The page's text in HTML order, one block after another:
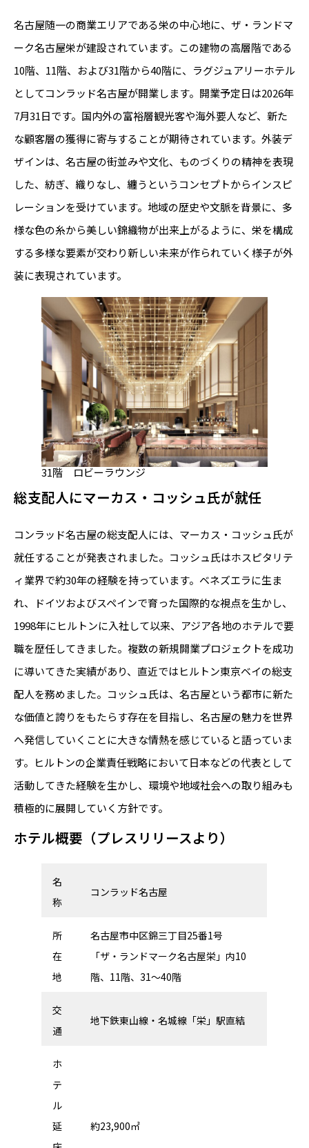
名古屋随一の商業エリアである栄の中心地に、ザ・ランドマ
ーク名古屋栄が建設されています。この建物の高層階である
10階、11階、および31階から40階に、ラグジュアリーホテル
としてコンラッド名古屋が開業します。開業予定日は2026年
7月31日です。国内外の富裕層観光客や海外要人など、新た
な顧客層の獲得に寄与することが期待されています。外装デ
ザインは、名古屋の街並みや文化、ものづくりの精神を表現
した、紡ぎ、織りなし、纏うというコンセプトからインスピ
レーションを受けています。地域の歴史や文脈を背景に、多
様な色の糸から美しい錦織物が出来上がるように、栄を構成
する多様な要素が交わり新しい未来が作られていく様子が外
装に表現されています。
31階 ロビーラウンジ
総支配人にマーカス・コッシュ氏が就任
コンラッド名古屋の総支配人には、マーカス・コッシュ氏が
就任することが発表されました。コッシュ氏はホスピタリテ
ィ業界で約30年の経験を持っています。ベネズエラに生ま
れ、ドイツおよびスペインで育った国際的な視点を生かし、
1998年にヒルトンに入社して以来、アジア各地のホテルで要
職を歴任してきました。複数の新規開業プロジェクトを成功
に導いてきた実績があり、直近ではヒルトン東京ベイの総支
配人を務めました。コッシュ氏は、名古屋という都市に新た
な価値と誇りをもたらす存在を目指し、名古屋の魅力を世界
へ発信していくことに大きな情熱を感じていると語っていま
す。ヒルトンの企業責任戦略において日本などの代表として
活動してきた経験を生かし、環境や地域社会への取り組みも
積極的に展開していく方針です。
ホテル概要（プレスリリースより）
名
称
コンラッド名古屋
所
在
地
名古屋市中区錦三丁目25番1号
「ザ・ランドマーク名古屋栄」内10
階、11階、31～40階
交
通
地下鉄東山線・名城線「栄」駅直結
ホ
テ
ル
延
約23,900㎡